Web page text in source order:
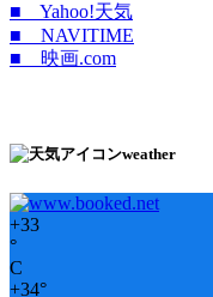
■ Yahoo!天気
■ NAVITIME
■ 映画.com
weather
+33
°
C
+34°